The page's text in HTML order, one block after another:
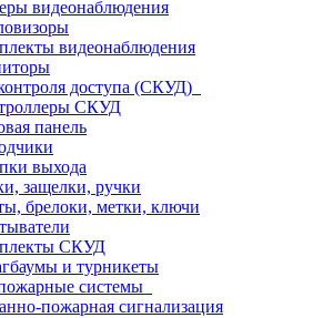
видеонаблюдения
видеонаблюдения
доступа (СКУД)
СКУД
панель
выхода
защелки, ручки
брелоки, метки, ключи
СКУД
и турникеты
системы
пожарная сигнализация